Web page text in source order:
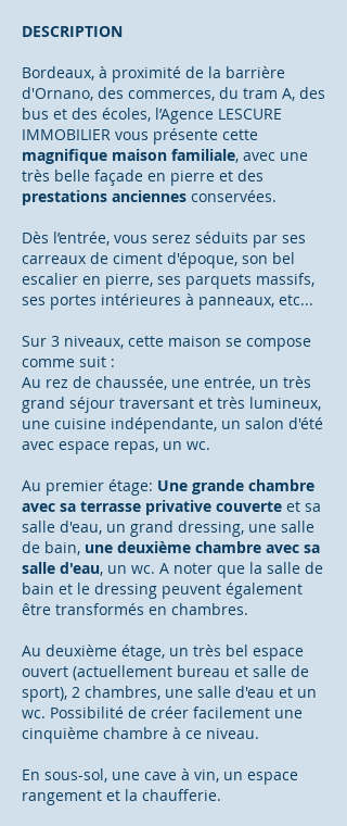
DESCRIPTION
Bordeaux, à proximité de la barrière
d'Ornano, des commerces, du tram A, des
bus et des écoles, l’Agence LESCURE
IMMOBILIER vous présente cette
magnifique maison familiale, avec une
très belle façade en pierre et des
prestations anciennes conservées.
Dès l’entrée, vous serez séduits par ses
carreaux de ciment d'époque, son bel
escalier en pierre, ses parquets massifs,
ses portes intérieures à panneaux, etc...
Sur 3 niveaux, cette maison se compose
comme suit :
Au rez de chaussée, une entrée, un très
grand séjour traversant et très lumineux,
une cuisine indépendante, un salon d'été
avec espace repas, un wc.
Au premier étage: Une grande chambre
avec sa terrasse privative couverte et sa
salle d'eau, un grand dressing, une salle
de bain, une deuxième chambre avec sa
salle d'eau, un wc. A noter que la salle de
bain et le dressing peuvent également
être transformés en chambres.
Au deuxième étage, un très bel espace
ouvert (actuellement bureau et salle de
sport), 2 chambres, une salle d'eau et un
wc. Possibilité de créer facilement une
cinquième chambre à ce niveau.
En sous-sol, une cave à vin, un espace
rangement et la chaufferie.